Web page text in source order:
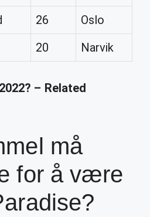
26
Oslo
20 Narvik
– Related
må
for å være